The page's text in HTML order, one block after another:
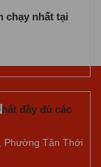
chạy nhất tại
đầy đủ các
Phường Tân Thới